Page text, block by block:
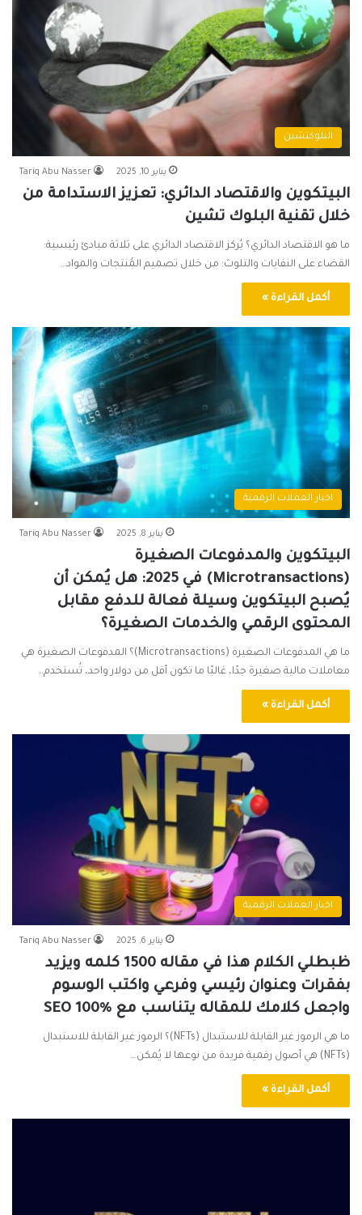
البلوكتشين
Tariq Abu Nasser يناير 10, 2025
البيتكوين والاقتصاد الدائري: تعزيز الاستدامة من
خلال تقنية البلوك تشين
ما هو الاقتصاد الدائري؟ يُركز الاقتصاد الدائري على ثلاثة مبادئ رئيسية:
القضاء على النفايات والتلوث: من خلال تصميم المُنتجات والمواد…
أكمل القراءة »
اخبار العملات الرقمية
Tariq Abu Nasser يناير 8, 2025
البيتكوين والمدفوعات الصغيرة
(Microtransactions) في 2025: هل يُمكن أن
يُصبح البيتكوين وسيلة فعالة للدفع مقابل
المحتوى الرقمي والخدمات الصغيرة؟
ما هي المدفوعات الصغيرة (Microtransactions)؟ المدفوعات الصغيرة هي
معاملات مالية صغيرة جدًا، غالبًا ما تكون أقل من دولار واحد، تُستخدم…
أكمل القراءة »
اخبار العملات الرقمية
Tariq Abu Nasser يناير 6, 2025
ظبطلي الكلام هذا في مقاله 1500 كلمه ويزيد
بفقرات وعنوان رئيسي وفرعي واكتب الوسوم
واجعل كلامك للمقاله يتناسب مع SEO 100%
ما هي الرموز غير القابلة للاستبدال (NFTs)؟ الرموز غير القابلة للاستبدال
(NFTs) هي أصول رقمية فريدة من نوعها لا يُمكن…
أكمل القراءة »